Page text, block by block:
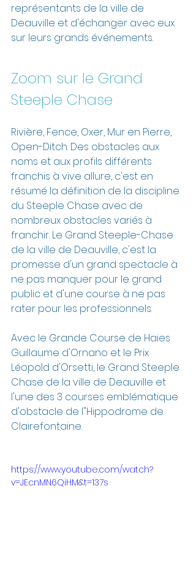
représentants de la ville de
Deauville et d'échanger avec eux
sur leurs grands événements.
Zoom sur le Grand
Steeple Chase
Rivière, Fence, Oxer, Mur en Pierre,
Open-Ditch. Des obstacles aux
noms et aux profils différents
franchis à vive allure, c'est en
résumé la définition de la discipline
du Steeple Chase avec de
nombreux obstacles variés à
franchir. Le Grand Steeple-Chase
de la ville de Deauville, c'est la
promesse d'un grand spectacle à
ne pas manquer pour le grand
public et d'une course à ne pas
rater pour les professionnels.
Avec le Grande Course de Haies
Guillaume d'Ornano et le Prix
Léopold d'Orsetti, le Grand Steeple
Chase de la ville de Deauville et
l'une des 3 courses emblématique
d'obstacle de l"Hippodrome de
Clairefontaine.
https://www.youtube.com/watch?
v=JEcnMN6QiHM&t=137s